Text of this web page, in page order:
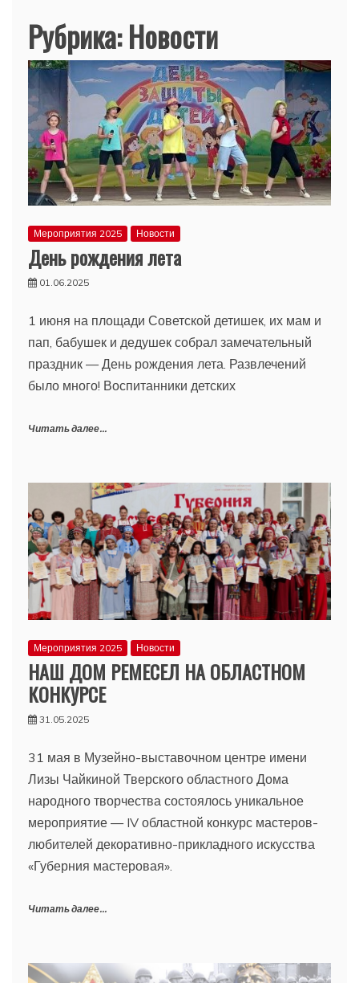
Рубрика:Новости
Мероприятия 2025 Новости
День рождения лета
01.06.2025
1 июня на площади Советской детишек, их мам и
пап, бабушек и дедушек собрал замечательный
праздник — День рождения лета. Развлечений
было много! Воспитанники детских
Читать далее...
Мероприятия 2025 Новости
НАШ ДОМ РЕМЕСЕЛ НА ОБЛАСТНОМ
КОНКУРСЕ
31.05.2025
31 мая в Музейно-выставочном центре имени
Лизы Чайкиной Тверского областного Дома
народного творчества состоялось уникальное
мероприятие — IV областной конкурс мастеров-
любителей декоративно-прикладного искусства
«Губерния мастеровая».
Читать далее...